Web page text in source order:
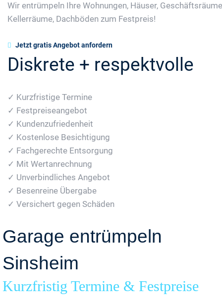
Wir entrümpeln Ihre Wohnungen, Häuser,
Kellerräume, Dachböden zum Festpreis!
Jetzt gratis Angebot anfordern
Diskrete + respektvolle
✓ Kurzfristige Termine
✓ Festpreiseangebot
✓ Kundenzufriedenheit
✓ Kostenlose Besichtigung
✓ Fachgerechte Entsorgung
✓ Mit Wertanrechnung
✓ Unverbindliches Angebot
✓ Besenreine Übergabe
✓ Versichert gegen Schäden
Garage entrümpeln
Sinsheim
Kurzfristig Termine & Festpreise